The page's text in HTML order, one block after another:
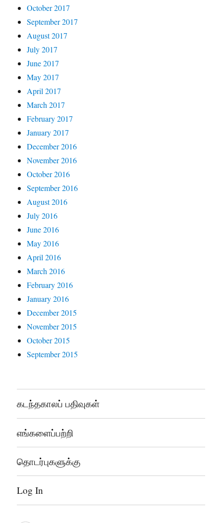
October 2017
September 2017
August 2017
July 2017
June 2017
May 2017
April 2017
March 2017
February 2017
January 2017
December 2016
November 2016
October 2016
September 2016
August 2016
July 2016
June 2016
May 2016
April 2016
March 2016
February 2016
January 2016
December 2015
November 2015
October 2015
September 2015
கடந்தகாலப் பதிவுகள்
எங்களைப்பற்றி
தொடர்புகளுக்கு
Log In